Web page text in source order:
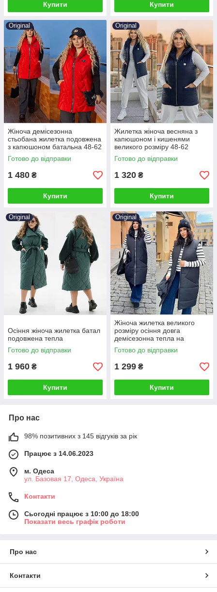
Купити Купити
Original
Жіноча демісезонна
стьобана жилетка подовжена
з капюшоном батальна 48-62
Готово до відправки
1 480 ₴
Купити
Original
Жилетка жіноча весняна з
капюшоном і кишенями
великого розміру 48-62
Готово до відправки
1 320 ₴
Купити
Original
Осіння жіноча жилетка батал
подовжена тепла
Готово до відправки
1 960 ₴
Купити
Original
Жіноча жилетка великого
розміру осіння довга
демісезонна тепла на
блискавці з капюшоном
Готово до відправки
1 299 ₴
Купити
Про нас
98% позитивних з 145 відгуків за рік
Працює з 14.06.2023
м. Одеса
ул. Базовая 17, Одеса, Україна
Контакти
Сьогодні працює з 10:00 до 18:00
Показати весь графік роботи
Про нас
Контакти